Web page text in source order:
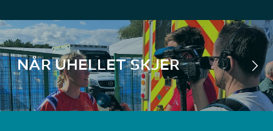
NÅR UHELLET SKJER